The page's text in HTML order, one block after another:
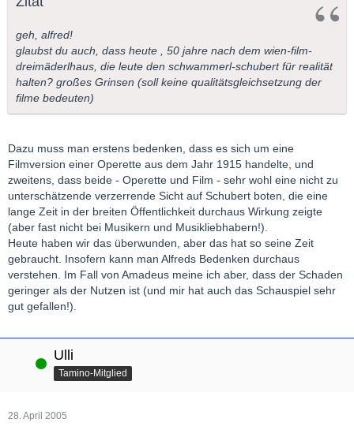
geh, alfred!
glaubst du auch, dass heute , 50 jahre nach dem wien-film-
dreimäderlhaus, die leute den schwammerl-schubert für realität
halten? großes Grinsen (soll keine qualitätsgleichsetzung der
filme bedeuten)
Dazu muss man erstens bedenken, dass es sich um eine
Filmversion einer Operette aus dem Jahr 1915 handelte, und
zweitens, dass beide - Operette und Film - sehr wohl eine nicht zu
unterschätzende verzerrende Sicht auf Schubert boten, die eine
lange Zeit in der breiten Öffentlichkeit durchaus Wirkung zeigte
(aber fast nicht bei Musikern und Musikliebhabern!).
Heute haben wir das überwunden, aber das hat so seine Zeit
gebraucht. Insofern kann man Alfreds Bedenken durchaus
verstehen. Im Fall von Amadeus meine ich aber, dass der Schaden
geringer als der Nutzen ist (und mir hat auch das Schauspiel sehr
gut gefallen!).
Online Ulli
Tamino-Mitglied
28. April 2005